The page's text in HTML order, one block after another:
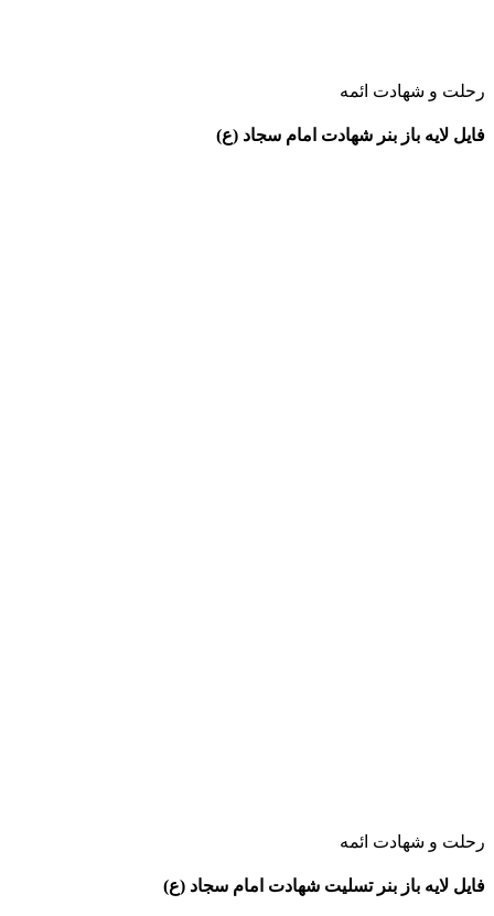
رحلت و شهادت ائمه
فایل لایه باز بنر شهادت امام سجاد (ع)
رحلت و شهادت ائمه
فایل لایه باز بنر تسلیت شهادت امام سجاد (ع)